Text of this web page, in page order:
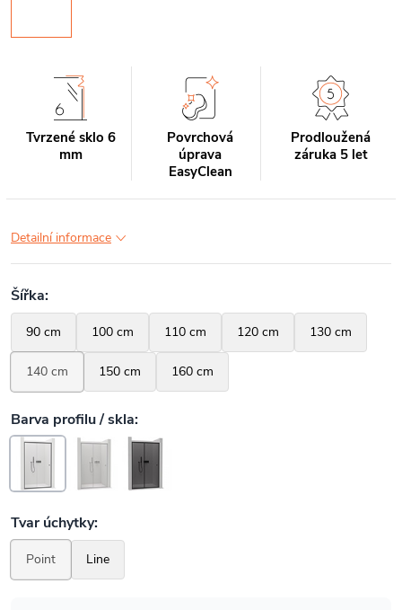
Tvrzené sklo 6
mm
Povrchová
úprava
EasyClean
Prodloužená
záruka 5 let
Detailní informace